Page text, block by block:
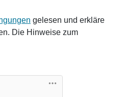
gelesen und erkläre
Die Hinweise zum